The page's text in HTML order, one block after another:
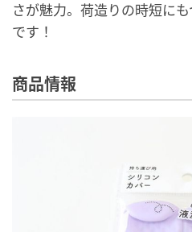
さが魅力。荷造りの時短に
です！
商品情報